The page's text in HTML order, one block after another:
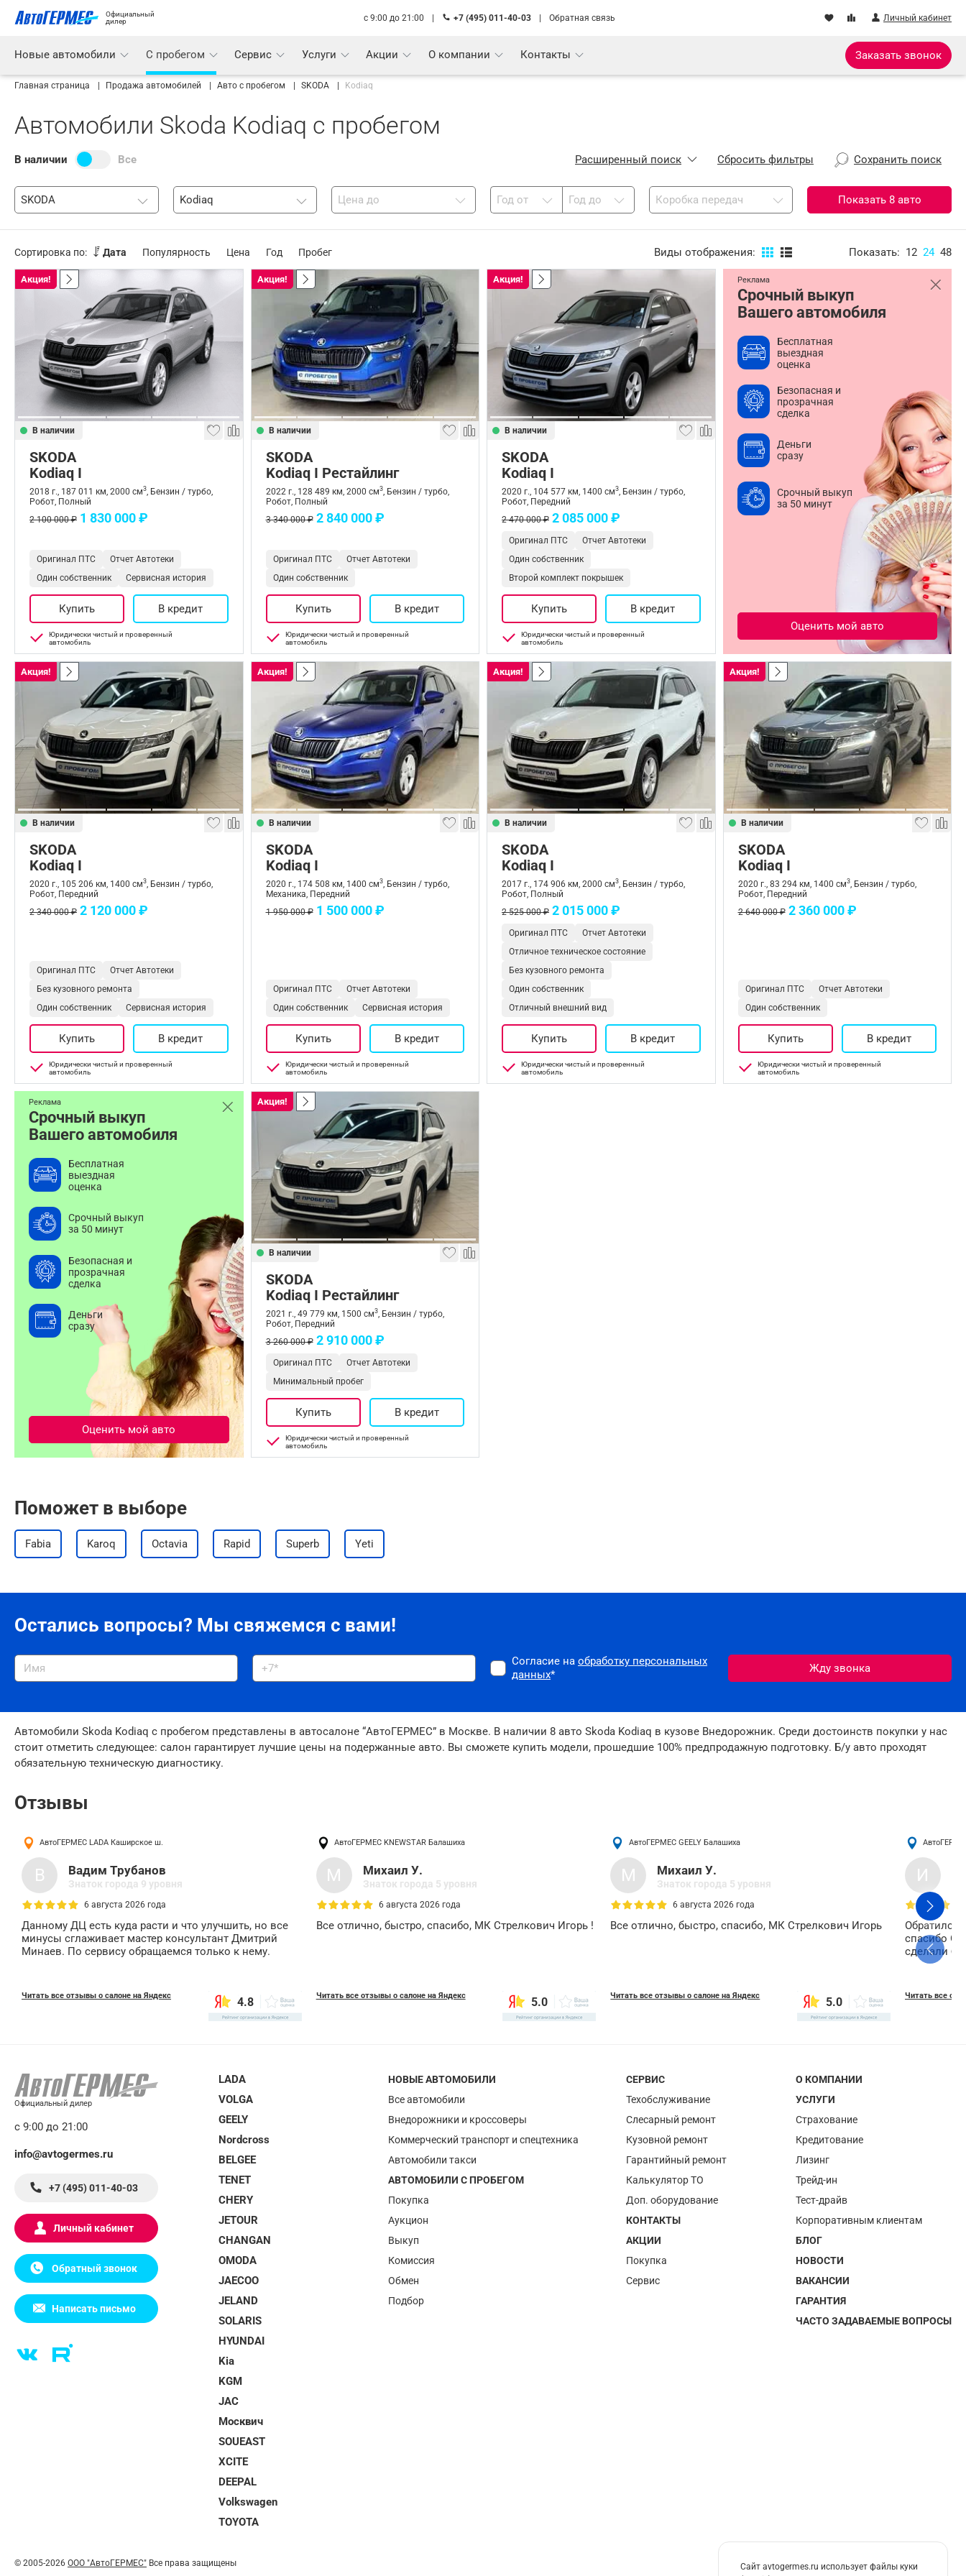
Официальный
дилер
с 9:00 до 21:00 +7 (495) 011-40-03 Обратная связь Личный кабинет
Новые автомобили С пробегом Сервис Услуги Акции О компании Контакты Заказать звонок
Главная страница Продажа автомобилей Авто с пробегом SKODA Kodiaq
Автомобили Skoda Kodiaq с пробегом
В наличии Все Расширенный поиск Сбросить фильтры Сохранить поиск
SKODA Kodiaq Цена до Год от Год до Коробка передач Показать 8 авто
Сортировка по: Дата Популярность Цена Год Пробег Виды отображения: Показать: 12 24 48
Акция!
В наличии
SKODA
Kodiaq I
2018 г., 187 011 км, 2000 см3 , Бензин / турбо,
Робот, Полный
2 100 000 ₽ 1 830 000 ₽
Оригинал ПТС
Отчет Автотеки
Один собственник
Сервисная история
Купить В кредит
Юридически чистый и проверенный
автомобиль
Акция!
В наличии
SKODA
Kodiaq I Рестайлинг
2022 г., 128 489 км, 2000 см3, Бензин / турбо,
Робот, Полный
3 340 000 ₽ 2 840 000 ₽
Оригинал ПТС
Отчет Автотеки
Один собственник
Купить В кредит
Юридически чистый и проверенный
автомобиль
Акция!
В наличии
SKODA
Kodiaq I
2020 г., 104 577 км, 1400 см3 , Бензин / турбо,
Робот, Передний
2 470 000 ₽ 2 085 000 ₽
Оригинал ПТС
Отчет Автотеки
Один собственник
Второй комплект покрышек
Купить В кредит
Юридически чистый и проверенный
автомобиль
Срочный выкуп
Вашего автомобиля
Бесплатная
выездная
оценка
Безопасная и
прозрачная
сделка
Деньги
сразу
Срочный выкуп
за 50 минут
Оценить мой авто
Реклама
Акция!
В наличии
SKODA
Kodiaq I
2020 г., 105 206 км, 1400 см3 , Бензин / турбо,
Робот, Передний
2 340 000 ₽ 2 120 000 ₽
Оригинал ПТС
Отчет Автотеки
Без кузовного ремонта
Один собственник
Сервисная история
Купить В кредит
Юридически чистый и проверенный
автомобиль
Акция!
В наличии
SKODA
Kodiaq I
2020 г., 174 508 км, 1400 см3, Бензин / турбо,
Механика, Передний
1 950 000 ₽ 1 500 000 ₽
Оригинал ПТС
Отчет Автотеки
Один собственник
Сервисная история
Купить В кредит
Юридически чистый и проверенный
автомобиль
Акция!
В наличии
SKODA
Kodiaq I
2017 г., 174 906 км, 2000 см3 , Бензин / турбо,
Робот, Полный
2 525 000 ₽ 2 015 000 ₽
Оригинал ПТС
Отчет Автотеки
Отличное техническое состояние
Без кузовного ремонта
Один собственник
Отличный внешний вид
Купить В кредит
Юридически чистый и проверенный
автомобиль
Акция!
В наличии
SKODA
Kodiaq I
2020 г., 83 294 км, 1400 см3, Бензин / турбо,
Робот, Передний
2 640 000 ₽ 2 360 000 ₽
Оригинал ПТС
Отчет Автотеки
Один собственник
Купить В кредит
Юридически чистый и проверенный
автомобиль
Срочный выкуп
Вашего автомобиля
Бесплатная
выездная
оценка
Срочный выкуп
за 50 минут
Безопасная и
прозрачная
сделка
Деньги
сразу
Оценить мой авто
Реклама Акция!
В наличии
SKODA
Kodiaq I Рестайлинг
2021 г., 49 779 км, 1500 см3, Бензин / турбо,
Робот, Передний
3 260 000 ₽ 2 910 000 ₽
Оригинал ПТС
Отчет Автотеки
Минимальный пробег
Купить В кредит
Юридически чистый и проверенный
автомобиль
Поможет в выборе
Fabia Karoq Octavia Rapid Superb Yeti
Остались вопросы? Мы свяжемся с вами!
Согласие на обработку персональных
данных*
Автомобили Skoda Kodiaq с пробегом представлены в автосалоне “АвтоГЕРМЕС” в Москве. В наличии 8 авто Skoda Kodiaq в кузове Внедорожник. Среди достоинств покупки у нас
стоит отметить следующее: салон гарантирует лучшие цены на подержанные авто. Вы сможете купить модели, прошедшие 100% предпродажную подготовку. Б/у авто проходят
обязательную техническую диагностику.
Отзывы
АвтоГЕРМЕС LADA Каширское ш.
В Вадим Трубанов
Знаток города 9 уровня
6 августа 2026 года
Данному ДЦ есть куда расти и что улучшить, но все
минусы сглаживает мастер консультант Дмитрий
Минаев. По сервису обращаемся только к нему.
Читать все отзывы о салоне на Яндекс 4.8
АвтоГЕРМЕС KNEWSTARБалашиха
М Михаил У.
Знаток города 5 уровня
6 августа 2026 года
Все отлично, быстро, спасибо, МК Стрелкович Игорь !
Читать все отзывы о салоне на Яндекс 5.0
АвтоГЕРМЕС GEELY Балашиха
М Михаил У.
Знаток города 5 уровня
6 августа 2026 года
Все отлично, быстро, спасибо, МК Стрелкович Игорь
Читать все отзывы о салоне на Яндекс 5.0
И
спасибо
сделали
Читать все
Официальный дилер
с 9:00 до 21:00
info@avtogermes.ru
+7 (495) 011-40-03
Личный кабинет
Обратный звонок
Написать письмо
LADA
VOLGA
GEELY
Nordcross
BELGEE
TENET
CHERY
JETOUR
CHANGAN
OMODA
JAECOO
JELAND
SOLARIS
HYUNDAI
Kia
KGM
JAC
Москвич
SOUEAST
XCITE
DEEPAL
Volkswagen
TOYOTA
НОВЫЕ АВТОМОБИЛИ
Все автомобили
Внедорожники и кроссоверы
Коммерческий транспорт и спецтехника
Автомобили такси
АВТОМОБИЛИ С ПРОБЕГОМ
Покупка
Аукцион
Выкуп
Комиссия
Обмен
Подбор
СЕРВИС
Техобслуживание
Слесарный ремонт
Кузовной ремонт
Гарантийный ремонт
Калькулятор ТО
Доп. оборудование
КОНТАКТЫ
АКЦИИ
Покупка
Сервис
О КОМПАНИИ
УСЛУГИ
Страхование
Кредитование
Лизинг
Трейд-ин
Тест-драйв
Корпоративным клиентам
БЛОГ
НОВОСТИ
ВАКАНСИИ
ГАРАНТИЯ
ЧАСТО ЗАДАВАЕМЫЕ ВОПРОСЫ
© 2005-2026 ООО "АвтоГЕРМЕС" Все права защищены
Сайт avtogermes.ru использует файлы куки